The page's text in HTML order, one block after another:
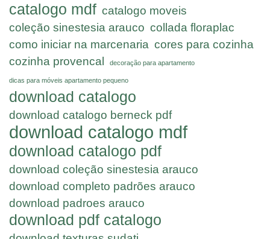
catalogo mdf catalogo moveis
coleção sinestesia arauco collada floraplac
como iniciar na marcenaria cores para cozinha
cozinha provencal
decoração para apartamento
dicas para móveis apartamento pequeno
download catalogo
download catalogo berneck pdf
download catalogo mdf
download catalogo pdf
download coleção sinestesia arauco
download completo padrões arauco
download padroes arauco
download pdf catalogo